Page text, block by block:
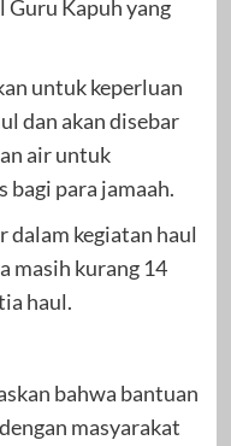
Guru Kapuh yang
untuk keperluan
dan akan disebar
air untuk
bagi para jamaah.
dalam kegiatan haul
masih kurang 14
haul.
bahwa bantuan
masyarakat